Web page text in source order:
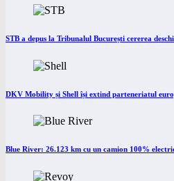
STB a depus la Tribunalul București cererea
DKV Mobility și Shell își extind parteneriatul
Blue River: 26.123 km cu un camion 100%